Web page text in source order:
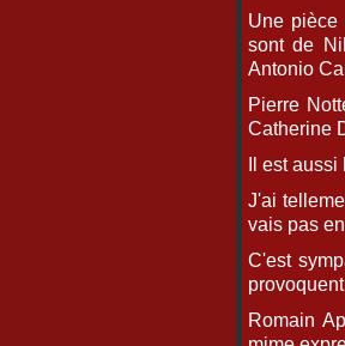
Une pièce
sont de
Antonio
Pierre
Catherine
Il est
J'ai
vais pas
C'est
Romain